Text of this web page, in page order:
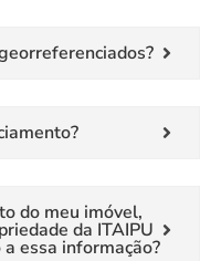
do meu imóvel,
da ITAIPU
essa informação?